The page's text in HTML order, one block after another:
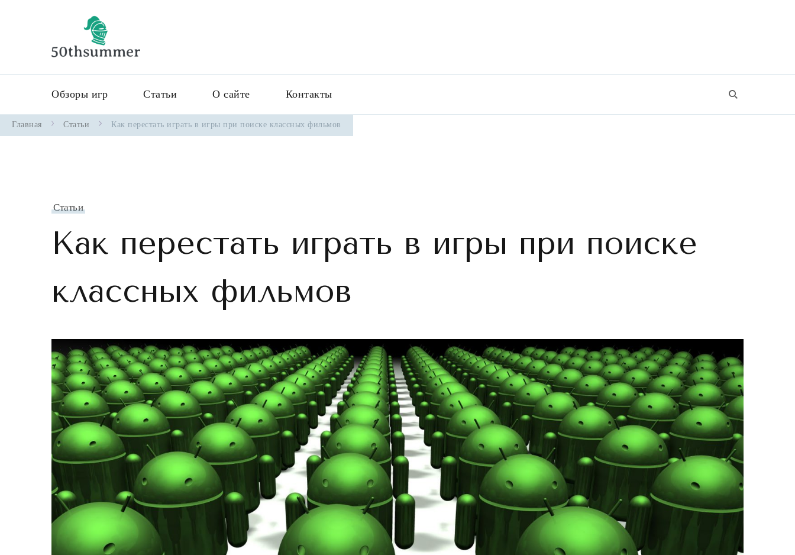
Обзоры игр Статьи О сайте Контакты
Главная Статьи Как перестать играть в игры при поиске классных фильмов
Статьи
Как перестать играть в игры при поиске
классных фильмов